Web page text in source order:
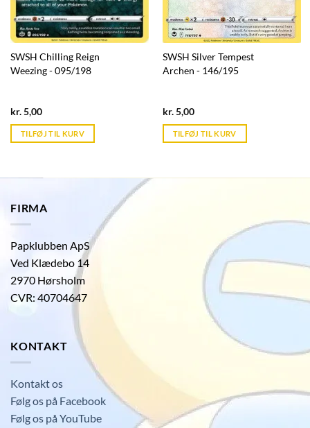
SWSH Chilling Reign
Weezing - 095/198
kr.5,00Current
is:
kr. 39,95.
TILFØJ TIL KURV
SWSH Silver Tempest
Archen - 146/195
kr.5,00Current
is:
kr. 39,95.
TILFØJ TIL KURV
FIRMA
Papklubben ApS
Ved Klædebo 14
2970 Hørsholm
CVR: 40704647
KONTAKT
Kontakt os
Følg os på Facebook
Følg os på YouTube